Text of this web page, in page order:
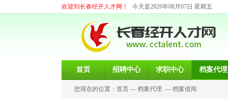
欢迎到长春经开人才网！ 今天是2026年08月07日 星期五
首页 招聘中心 求职中心 档案代理
您现在的位置： 首页 — 档案代理 — 档案借阅